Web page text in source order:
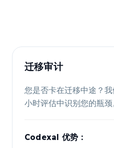
迁移审计
您是否卡在迁移中途？
小时评估中识别您的瓶颈
Codexal 优势：